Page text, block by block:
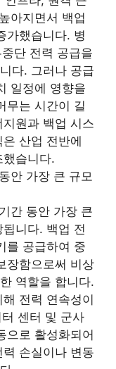
아지면서 백업
가했습니다. 병
단 전력 공급을
다. 그러나 공급
일정에 영향을
무는 시간이 길
원과 백업 시스
산업 전반에
습니다.
안 가장 큰 규모
간 동안 가장 큰
니다. 백업 전
를 공급하여 중
장함으로써 비상
역할을 합니다.
전력 연속성이
센터 및 군사
으로 활성화되어
손실이나 변동